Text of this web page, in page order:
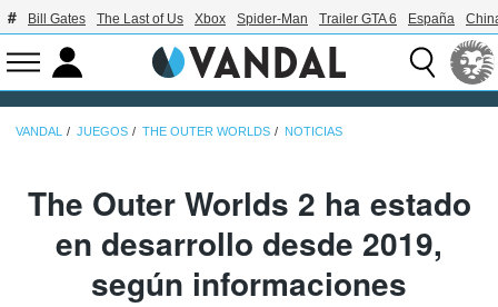
Bill Gates The Last of Us Xbox Spider-Man Trailer GTA 6 España
VANDAL JUEGOS THE OUTER WORLDS NOTICIAS
The Outer Worlds 2 ha estado
en desarrollo desde 2019,
según informaciones